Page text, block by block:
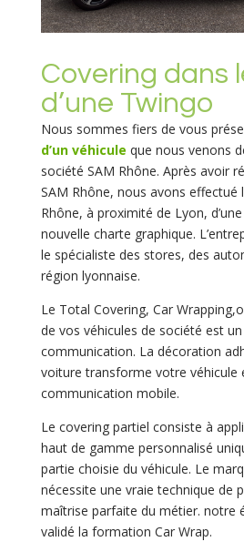
Covering dans
d’une Twingo
Nous sommes fiers de vous
d’un véhicule que nous venons
société SAM Rhône. Après avoir
SAM Rhône, nous avons effectué
Rhône, à proximité de Lyon,
nouvelle charte graphique.
le spécialiste des stores, des
région lyonnaise.
Le Total Covering, Car
de vos véhicules de société est
communication. La décoration
voiture transforme votre véhicule
communication mobile.
Le covering partiel consiste à
haut de gamme personnalisé
partie choisie du véhicule. Le
nécessite une vraie technique de
maîtrise parfaite du métier. notre
validé la formation Car Wrap.